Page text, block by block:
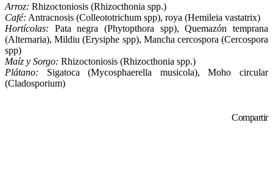
Arroz: Rhizoctoniosis (Rhizocthonia spp.)
Café: Antracnosis (Colleototrichum spp), roya (Hemileia vastatrix)
Hortícolas: Pata negra (Phytopthora spp), Quemazón temprana
(Alternaria), Mildiu (Erysiphe spp), Mancha cercospora (Cercospora
spp)
Maíz y Sorgo: Rhizoctoniosis (Rhizocthonia spp.)
Plátano: Sigatoca (Mycosphaerella musicola), Moho circular
(Cladosporium)
Compartir